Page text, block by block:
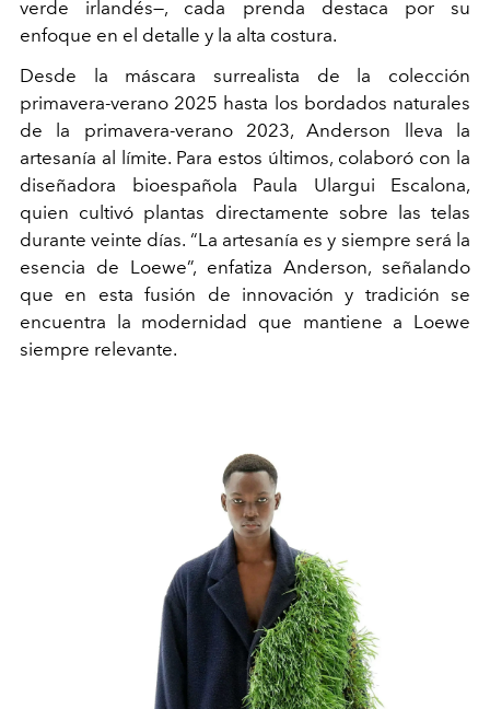
verde irlandés—, cada prenda destaca por su
enfoque en el detalle y la alta costura.
Desde la máscara surrealista de la colección
primavera-verano 2025 hasta los bordados naturales
de la primavera-verano 2023, Anderson lleva la
artesanía al límite. Para estos últimos, colaboró con la
diseñadora bioespañola Paula Ulargui Escalona,
quien cultivó plantas directamente sobre las telas
durante veinte días. “La artesanía es y siempre será la
esencia de Loewe”, enfatiza Anderson, señalando
que en esta fusión de innovación y tradición se
encuentra la modernidad que mantiene a Loewe
siempre relevante.